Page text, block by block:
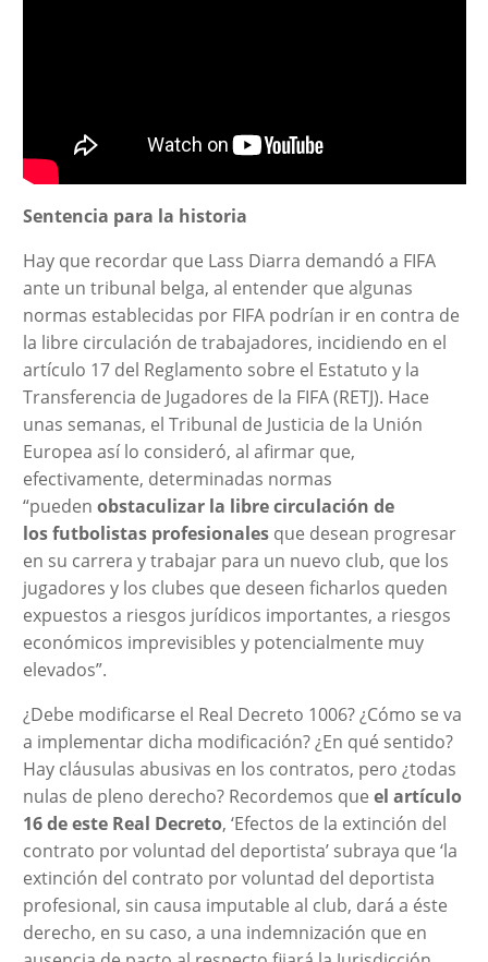
Sentencia para la historia
Hay que recordar que Lass Diarra demandó a FIFA
ante un tribunal belga, al entender que algunas
normas establecidas por FIFA podrían ir en contra de
la libre circulación de trabajadores, incidiendo en el
artículo 17 del Reglamento sobre el Estatuto y la
Transferencia de Jugadores de la FIFA (RETJ). Hace
unas semanas, el Tribunal de Justicia de la Unión
Europea así lo consideró, al afirmar que,
efectivamente, determinadas normas
“pueden obstaculizar la libre circulación de
los futbolistas profesionalesque desean progresar
en su carrera y trabajar para un nuevo club, que los
jugadores y los clubes que deseen ficharlos queden
expuestos a riesgos jurídicos importantes, a riesgos
económicos imprevisibles y potencialmente muy
elevados”.
¿Debe modificarse el Real Decreto 1006? ¿Cómo se va
a implementar dicha modificación? ¿En qué sentido?
Hay cláusulas abusivas en los contratos, pero ¿todas
nulas de pleno derecho? Recordemos que el artículo
16 de este Real Decreto, ‘Efectos de la extinción del
contrato por voluntad del deportista’ subraya que ‘la
extinción del contrato por voluntad del deportista
profesional, sin causa imputable al club, dará a éste
derecho, en su caso, a una indemnización que en